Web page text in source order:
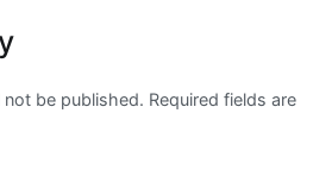
be published. Required fields are